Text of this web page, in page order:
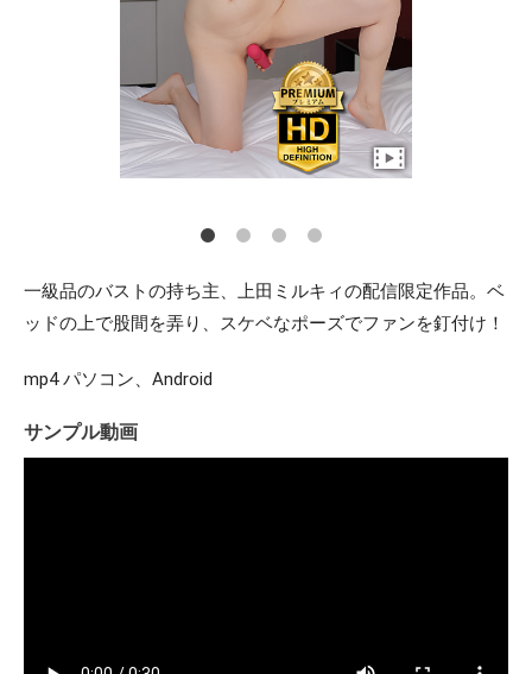
一級品のバストの持ち主、上田ミルキィの配信限定作品。ベ
ッドの上で股間を弄り、スケベなポーズでファンを釘付け！
mp4 パソコン、Android
サンプル動画